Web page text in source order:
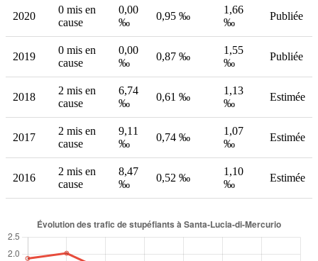
2020
0 mis en
cause
0,00
‰
0,95 ‰
1,66
‰
Publiée
2019
0 mis en
cause
0,00
‰
0,87 ‰
1,55
‰
Publiée
2018
2 mis en
cause
6,74
‰
0,61 ‰
1,13
‰
Estimée
2017
2 mis en
cause
9,11
‰
0,74 ‰
1,07
‰
Estimée
2016
2 mis en
cause
8,47
‰
0,52 ‰
1,10
‰
Estimée